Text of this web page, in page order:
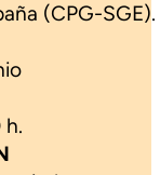
(CPG-SGE).
h.